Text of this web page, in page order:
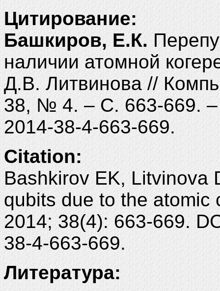
Цитирование:
Башкиров, Е.К.
наличии атомной
Д.В. Литвинова //
38, № 4. – С. 663-669. –
2014-38-4-663-669.
Citation:
Bashkirov EK, Litvinova
qubits due to the atomic
2014; 38(4): 663-669.
38-4-663-669.
Литература: